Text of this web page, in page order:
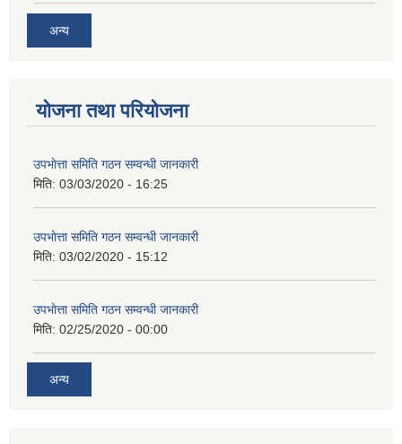
अन्य
योजना तथा परियोजना
उपभाेत्ता समिति गठन सम्वन्धी जानकारी
मिति: 03/03/2020 - 16:25
उपभाेत्ता समिति गठन सम्वन्धी जानकारी
मिति: 03/02/2020 - 15:12
उपभाेत्ता समिति गठन सम्वन्धी जानकारी
मिति: 02/25/2020 - 00:00
अन्य